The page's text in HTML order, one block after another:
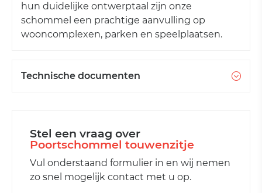
hun duidelijke ontwerptaal zijn onze
schommel een prachtige aanvulling op
wooncomplexen, parken en speelplaatsen.
Technische documenten
Stel een vraag over
Poortschommel touwenzitje
Vul onderstaand formulier in en wij nemen
zo snel mogelijk contact met u op.